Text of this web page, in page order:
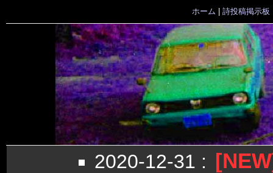
ホーム 詩投稿掲示板
2020-12-31 :